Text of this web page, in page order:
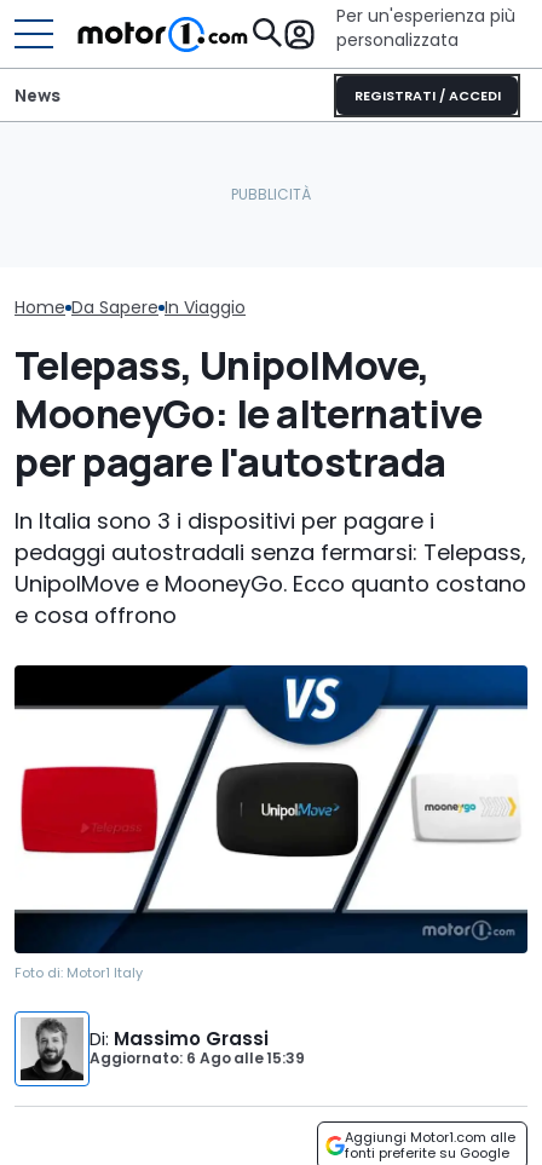
Per un'esperienza più
personalizzata
REGISTRATI / ACCEDI
News
Home Da Sapere In Viaggio
Telepass, UnipolMove,
MooneyGo: le alternative
per pagare l'autostrada
In Italia sono 3 i dispositivi per pagare i
pedaggi autostradali senza fermarsi: Telepass,
UnipolMove e MooneyGo. Ecco quanto costano
e cosa offrono
Foto di: Motor1 Italy
Di: Massimo Grassi
Aggiornato: 6 Agoalle15:39
Aggiungi Motor1.com alle
fonti preferite su Google